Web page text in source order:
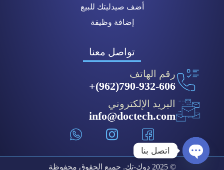
أضف صيدليتك للبيع
إضافة وظيفة
تواصل معنا
رقم الهاتف
790-932-606(962)+
البريد الإلكتروني
info@doctech.com
© 2025 دوك-تك. جميع الحقوق محفوظة
اتصل بنا